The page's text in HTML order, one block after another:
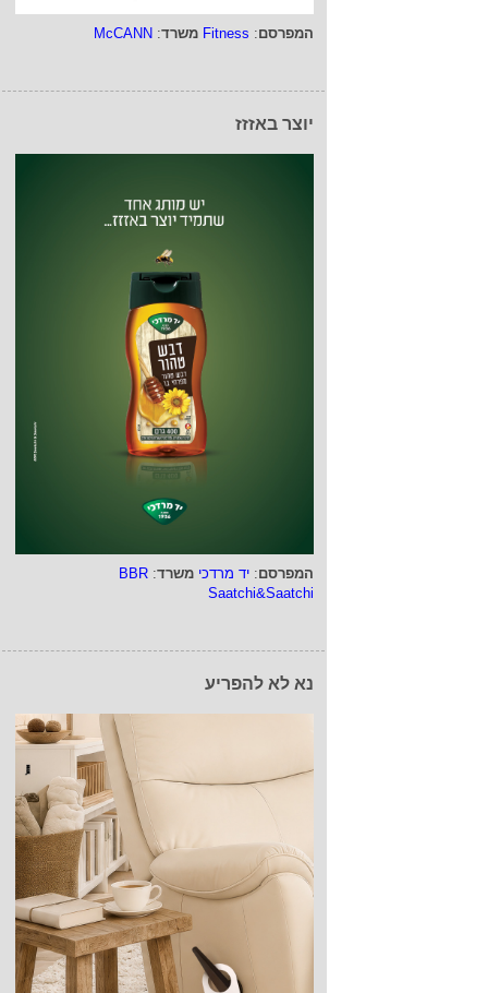
המפרסם:
Fitness משרד:
McCANN
יוצר באזזז
המפרסם: יד מרדכי משרד:
BBR
Saatchi&Saatchi
נא לא להפריע